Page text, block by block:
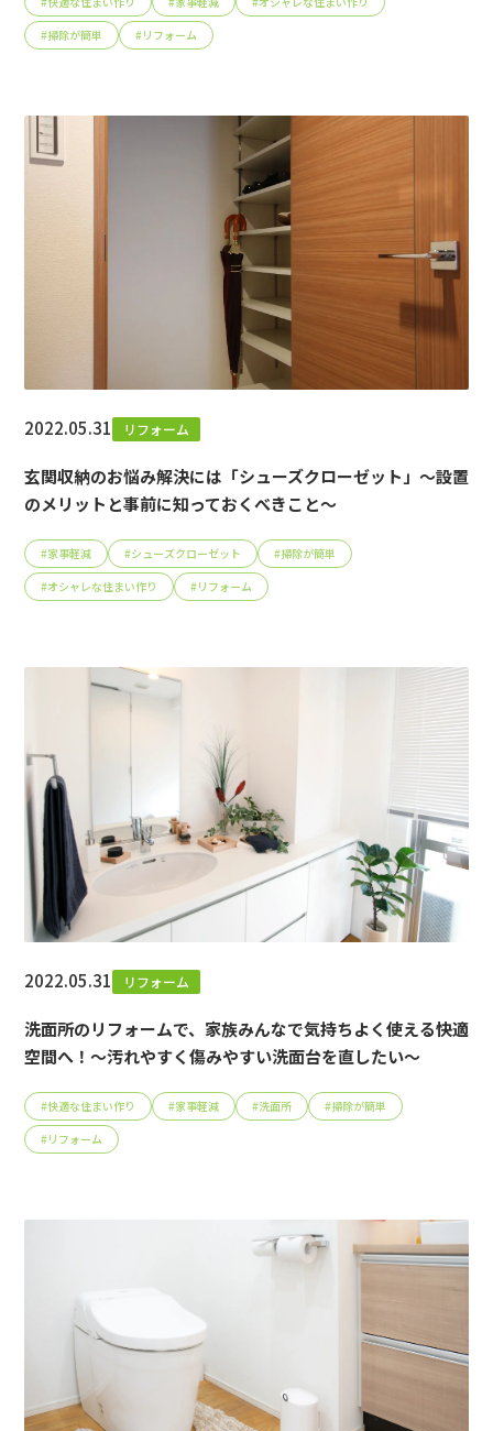
#掃除が簡単 #リフォーム
2022.05.31 リフォーム
玄関収納のお悩み解決には「シューズクローゼット」～設置
のメリットと事前に知っておくべきこと～
#家事軽減 #シューズクローゼット #掃除が簡単
#オシャレな住まい作り #リフォーム
2022.05.31 リフォーム
洗面所のリフォームで、家族みんなで気持ちよく使える快適
空間へ！～汚れやすく傷みやすい洗面台を直したい～
#快適な住まい作り #家事軽減 #洗面所 #掃除が簡単
#リフォーム